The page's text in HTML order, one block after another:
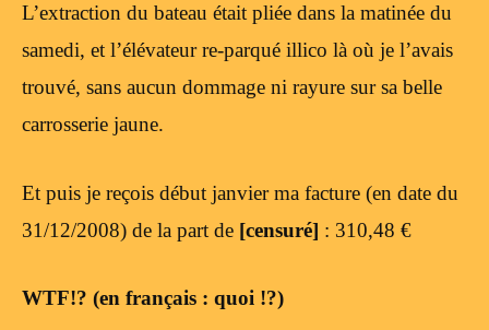
L’extraction du bateau était pliée dans la matinée du
samedi, et l’élévateur re-parqué illico là où je l’avais
trouvé, sans aucun dommage ni rayure sur sa belle
carrosserie jaune.
Et puis je reçois début janvier ma facture (en date du
31/12/2008) de la part de [censuré] : 310,48 €
WTF!? (en français : quoi !?)